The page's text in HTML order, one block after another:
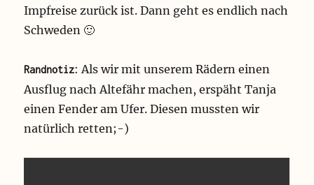
e
h
i
n
A
t
f
r
e
L
i
h
r
ä
e
v
l
c
l
t
e
ä
r
Impfreise zurück ist. Dann geht es endlich nach
Schweden 🙂
Randnotiz: Als wir mit unserem Rädern einen
Ausflug nach Altefähr machen, erspäht Tanja
einen Fender am Ufer. Diesen mussten wir
natürlich retten;-)